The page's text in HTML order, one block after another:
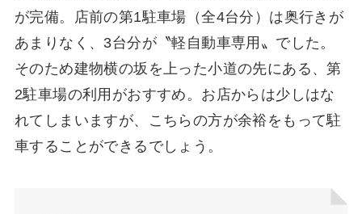
が完備。店前の第1駐車場（全4台分）は奥行きが
あまりなく、3台分が〝軽自動車専用〟でした。
そのため建物横の坂を上った小道の先にある、第
2駐車場の利用がおすすめ。お店からは少しはな
れてしまいますが、こちらの方が余裕をもって駐
車することができるでしょう。